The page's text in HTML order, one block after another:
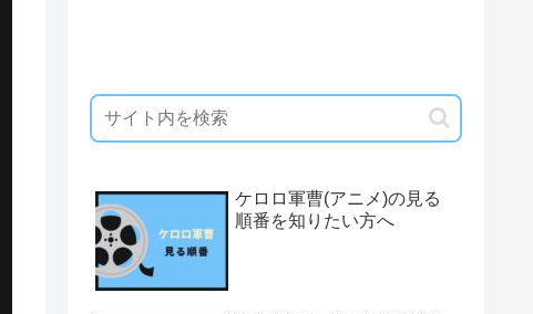
ケロロ軍曹(アニメ)の見る
順番を知りたい方へ